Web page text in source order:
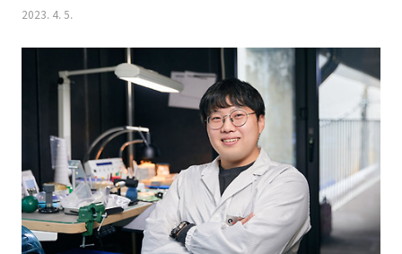
임 빌더라고 하죠. 고객들에게 세상에 하나뿐인 자전거를 선물하는
루키 바이크 이정훈 대표의 이야기를 함께 만나볼까요? 커스텀 자
전거 공방 루키 바이크입니다. 자전거 프레임 제작을 하는 공방 브
랜드 루키 바이크(ROOKEY BIKE)와 기타 자전거 커스텀 업무를
하는 자전거 숍 루키 사이클러리(ROOKEY CYCLERY)로 나눠서 운
영하고 있어요. 저는 토목공학을 전공했지만 자전거를 정말 좋..
2023. 4. 5.